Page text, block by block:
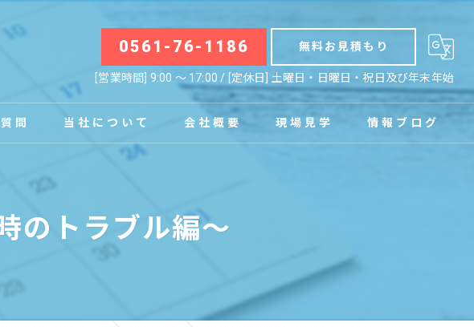
0561-76-1186 無料お見積もり
[営業時間] 9:00 〜 17:00 / [定休日] 土曜日・日曜日・祝日及び年末年始
問 当社について
事務所
会社概要 現場見学 情報ブログ
のトラブル編～